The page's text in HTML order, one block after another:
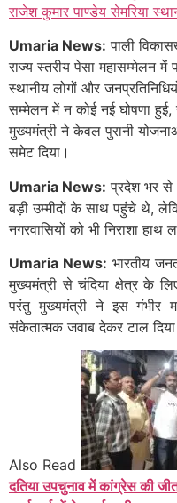
राजेश कुमार पाण्डेय सेमरिया
Umaria News: पाली
राज्य स्तरीय पेसा महासम्मेलन में
स्थानीय लोगों और
सम्मेलन में न कोई नई घोषणा
मुख्यमंत्री ने केवल पुरानी
समेट दिया।
Umaria News: प्रदेश भर से
बड़ी उम्मीदों के साथ पहुंचे थे,
नगरवासियों को भी निराशा
Umaria News: भारतीय
मुख्यमंत्री से चंदिया क्षेत्र के
परंतु मुख्यमंत्री ने इस गंभीर
संकेतात्मक जवाब देकर टाल
Also Read
दतिया उपचुनाव में कांग्रेस की